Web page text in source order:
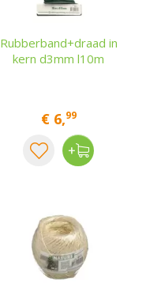
Rubberband+draad in
kern d3mm l10m
€ 6,99